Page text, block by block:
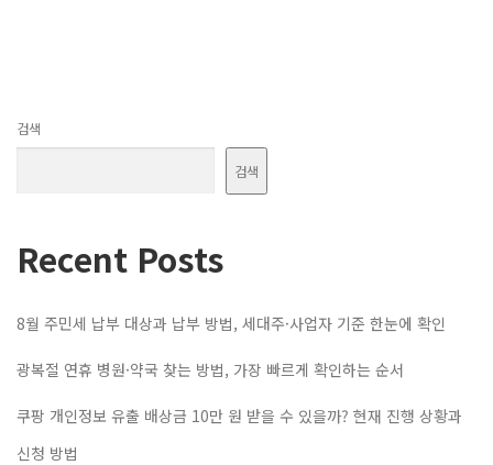
검색
검색
Recent Posts
8월 주민세 납부 대상과 납부 방법, 세대주·사업자 기준 한눈에 확인
광복절 연휴 병원·약국 찾는 방법, 가장 빠르게 확인하는 순서
쿠팡 개인정보 유출 배상금 10만 원 받을 수 있을까? 현재 진행 상황과
신청 방법